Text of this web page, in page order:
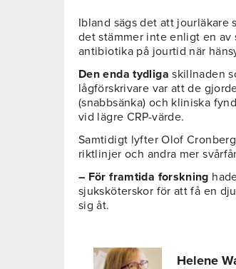
Ibland sägs det att jourläkare
det stämmer inte enligt en
antibiotika på jourtid när
Den enda tydliga skillnaden
lågförskrivare var att de
(snabbsänka) och kliniska
vid lägre CRP-värde.
Samtidigt lyfter Olof
riktlinjer och andra mer
– För framtida forskning
sjuksköterskor för att få en
sig åt.
Helene